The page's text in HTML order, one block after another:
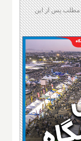
مطلب پس از این